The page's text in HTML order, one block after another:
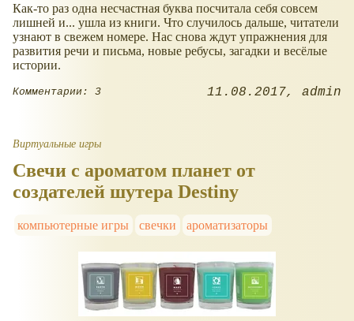
Как-то раз одна несчастная буква посчитала себя совсем
лишней и... ушла из книги. Что случилось дальше, читатели
узнают в свежем номере. Нас снова ждут упражнения для
развития речи и письма, новые ребусы, загадки и весёлые
истории.
Комментарии: 3 11.08.2017 admin
Виртуальные игры
Свечи с ароматом планет от
создателей шутера Destiny
компьютерные игры свечки ароматизаторы